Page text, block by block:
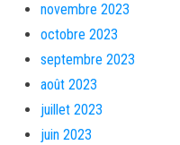
novembre 2023
octobre 2023
septembre 2023
août 2023
juillet 2023
juin 2023